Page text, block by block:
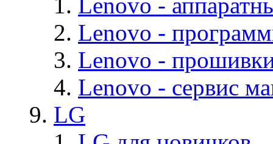
Lenovo -
Lenovo -
Lenovo -
Lenovo - cервис
LG